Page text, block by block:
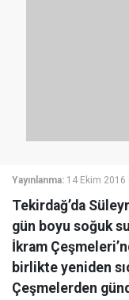
Yayınlanma: 14 Ekim 2016
Tekirdağ’da
gün boyu soğuk
İkram
birlikte yeniden
Çeşmelerden